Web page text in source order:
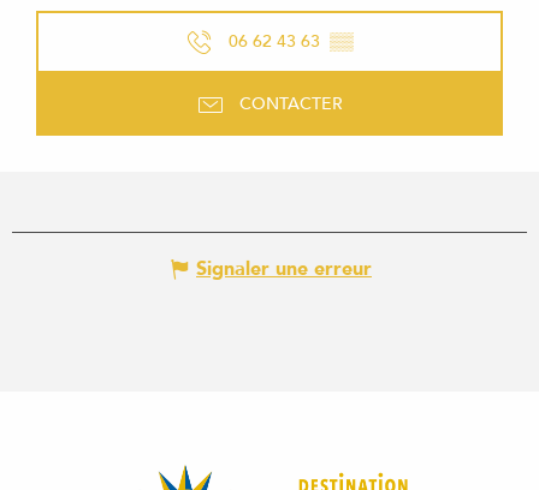
06 62 43 63 ▒▒
CONTACTER
Signaler une erreur